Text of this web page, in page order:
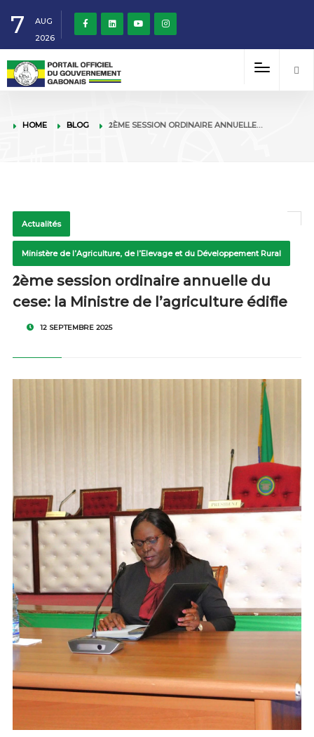
7
AUG
2026
HOME BLOG 𝟐ÈME SESSION ORDINAIRE ANNUELLE…
Actualités
Ministère de l’Agriculture, de l’Elevage et du Développement Rural
𝟐ème session ordinaire annuelle du
cese: la Ministre de l’agriculture édifie
12 SEPTEMBRE 2025